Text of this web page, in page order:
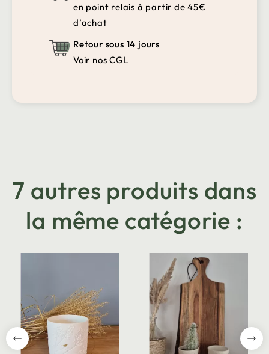
en point relais à partir de 45€
d’achat
Retour sous 14 jours
Voir nos CGL
7 autres produits dans
la même catégorie :